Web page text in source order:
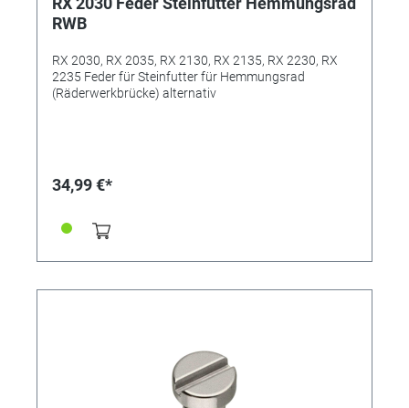
RWB
RX 2030, RX 2035, RX 2130, RX 2135, RX 2230, RX
2235 Feder für Steinfutter für Hemmungsrad
(Räderwerkbrücke) alternativ
34,99 €*